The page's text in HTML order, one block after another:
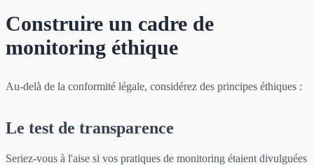
Construire un cadre de
monitoring éthique
Au-delà de la conformité légale, considérez des principes éthiques :
Le test de transparence
Seriez-vous à l'aise si vos pratiques de monitoring étaient divulguées